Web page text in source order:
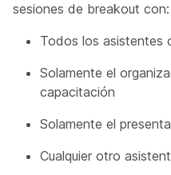
sesiones de breakout con:
Todos los asistentes
Solamente el
capacitación
Solamente el
Cualquier otro